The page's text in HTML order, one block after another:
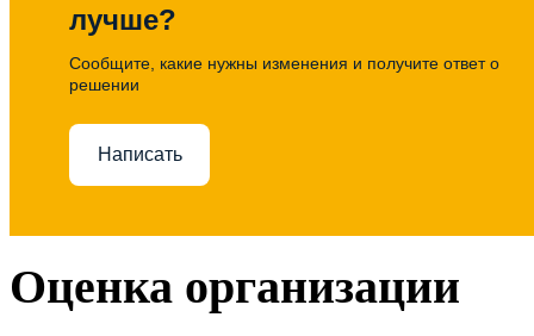
лучше?
Сообщите, какие нужны изменения и получите ответ о
решении
Написать
Оценка организации